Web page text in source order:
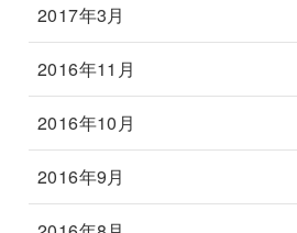
2017年3月
2016年11月
2016年10月
2016年9月